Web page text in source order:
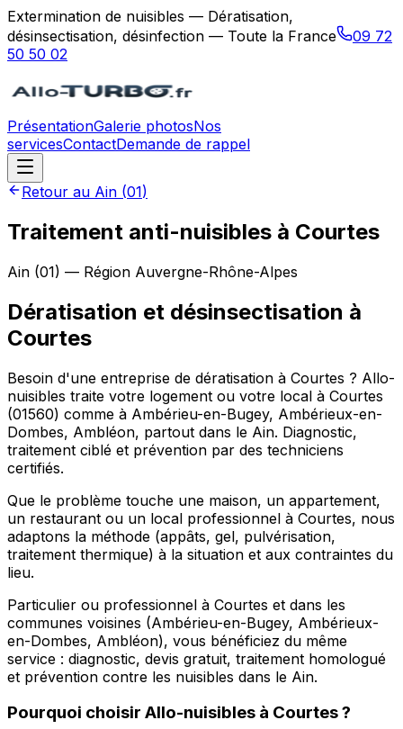
Extermination de nuisibles — Dératisation,
désinsectisation, désinfection — Toute la France
09 72
50 50 02
PrésentationGalerie photosNos
servicesContactDemande de rappel
Retour au Ain (01)
Traitement anti-nuisibles à Courtes
Ain (01) — Région Auvergne-Rhône-Alpes
Dératisation et désinsectisation à
Courtes
Besoin d'une entreprise de dératisation à Courtes ? Allo-
nuisibles traite votre logement ou votre local à Courtes
(01560) comme à Ambérieu-en-Bugey, Ambérieux-en-
Dombes, Ambléon, partout dans le Ain. Diagnostic,
traitement ciblé et prévention par des techniciens
certifiés.
Que le problème touche une maison, un appartement,
un restaurant ou un local professionnel à Courtes, nous
adaptons la méthode (appâts, gel, pulvérisation,
traitement thermique) à la situation et aux contraintes du
lieu.
Particulier ou professionnel à Courtes et dans les
communes voisines (Ambérieu-en-Bugey, Ambérieux-
en-Dombes, Ambléon), vous bénéficiez du même
service : diagnostic, devis gratuit, traitement homologué
et prévention contre les nuisibles dans le Ain.
Pourquoi choisir Allo-nuisibles à Courtes?